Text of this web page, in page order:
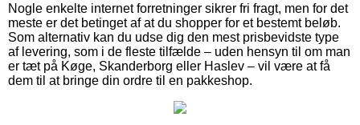
Nogle enkelte internet forretninger sikrer fri fragt, men for det
meste er det betinget af at du shopper for et bestemt beløb.
Som alternativ kan du udse dig den mest prisbevidste type
af levering, som i de fleste tilfælde – uden hensyn til om man
er tæt på Køge, Skanderborg eller Haslev – vil være at få
dem til at bringe din ordre til en pakkeshop.